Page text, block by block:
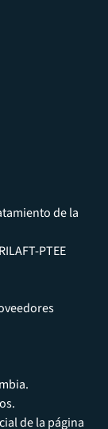
de la
PTEE
de la página